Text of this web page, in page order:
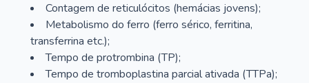
Contagem de reticulócitos (hemácias jovens);
Metabolismo do ferro (ferro sérico, ferritina,
transferrina etc.);
Tempo de protrombina (TP);
Tempo de tromboplastina parcial ativada (TTPa);